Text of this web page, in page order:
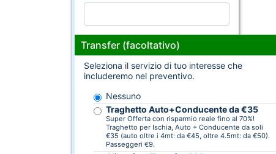
Transfer (facoltativo)
Seleziona il servizio di tuo interesse che
includeremo nel preventivo.
Nessuno
Traghetto Auto+Conducente da €35
Super Offerta con risparmio reale fino al 70%!
Traghetto per Ischia, Auto + Conducente da soli
€35 (auto oltre i 4mt: da €45, oltre 4.5mt: da €50).
Passeggeri €9.